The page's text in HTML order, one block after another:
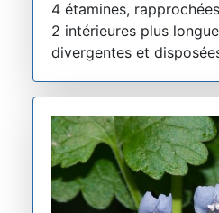
4 étamines,
2 intérieures plus
divergentes et